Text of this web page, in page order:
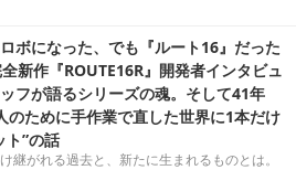
ボになった、でも『ルート16』だった
新作『ROUTE16R』開発者インタビュ
フが語るシリーズの魂。そして41年
のために手作業で直した世界に1本だけ
ト”の話
継がれる過去と、新たに生まれるものとは。